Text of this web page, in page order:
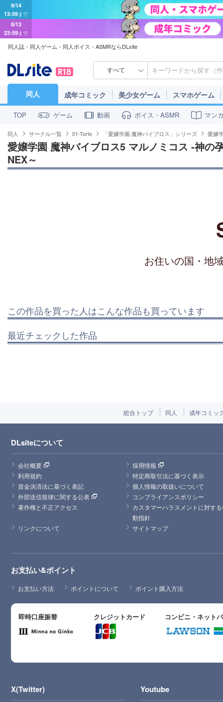
9/14
13:59まで
8/13
23:59まで
同人誌・同人ゲーム・同人ボイス・ASMRならDLsite
すべて
同人 成年コミック 美少女ゲーム スマホゲーム
TOP ゲーム 動画 ボイス・ASMR マン
同人 サークル一覧 01-Torte 「愛嬢学園 魔神バイブロス」シリーズ 愛嬢
愛嬢学園 魔神バイブロス5 マルノミコス -神
NEX～
お住いの国・地
この作品を買った人はこんな作品も買っています
最近チェックした作品
総合トップ 同人 成年コミッ
DLsiteについて
会社概要
採用情報
利用規約
特定商取引法に基づく表示
資金決済法に基づく表記
個人情報の取扱いについて
外部送信規律に関する公表
コンプライアンスポリシー
著作権と不正アクセス
カスタマーハラスメントに対す
動指針
リンクについて
サイトマップ
お支払い&ポイント
お支払い方法 ポイントについて ポイント購入方法
即時口座振替 クレジットカード コンビニ・ネット
X(Twitter) Youtube